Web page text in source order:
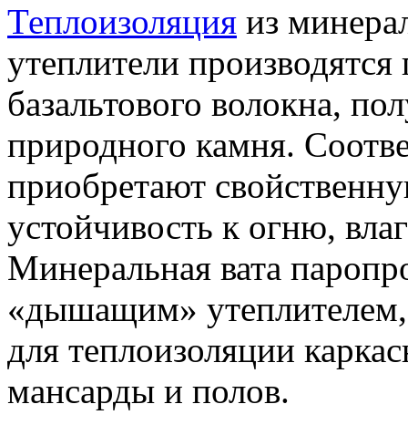
Теплоизоляция из
утеплители
базальтового волокна,
природного камня.
приобретают
устойчивость к огню,
Минеральная вата
«дышащим»
для теплоизоляции
мансарды и полов.